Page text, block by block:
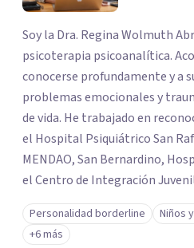
Soy la Dra. Regina Wolmuth
psicoterapia psicoanalítica.
conocerse profundamente y a
problemas emocionales y
de vida. He trabajado en
el Hospital Psiquiátrico San
MENDAO, San Bernardino,
el Centro de Integración
privilegio de colaborar en
Conde y Xochimilco, lo que me
realidades y necesidades.
Personalidad borderline Niños
+6 más